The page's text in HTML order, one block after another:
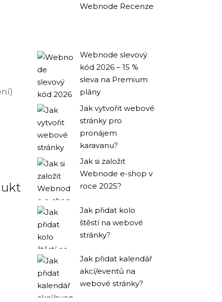
Webnode Recenze
Webnode slevový
kód 2026 – 15 %
sleva na Premium
plány
Jak vytvořit webové
stránky pro
pronájem
karavanu?
Jak si založit
Webnode e-shop v
roce 2025?
Jak přidat kolo
štěstí na webové
stránky?
Jak přidat kalendář
akcí/eventů na
webové stránky?